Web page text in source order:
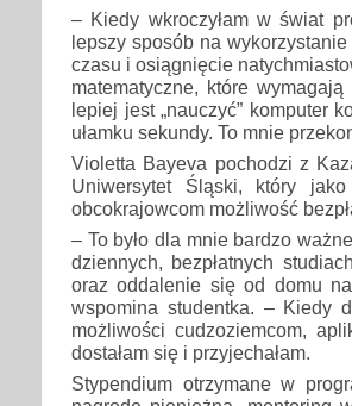
– Kiedy wkroczyłam w świat
lepszy sposób na
czasu i osiągnięcie
matematyczne, które
lepiej jest „nauczyć” komputer
ułamku sekundy. To mnie
Violetta Bayeva pochodzi z
Uniwersytet Śląski, który
obcokrajowcom możliwość
– To było dla mnie bardzo
dziennych, bezpłatnych
oraz oddalenie się od domu
wspomina studentka. – Kiedy
możliwości cudzoziemcom,
dostałam się i przyjechałam.
Stypendium otrzymane w